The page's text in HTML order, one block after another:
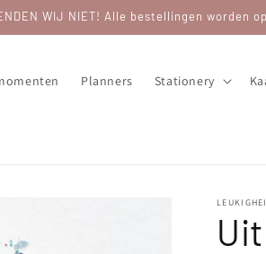
WIJ NIET! Alle bestellingen
Planners Stationery